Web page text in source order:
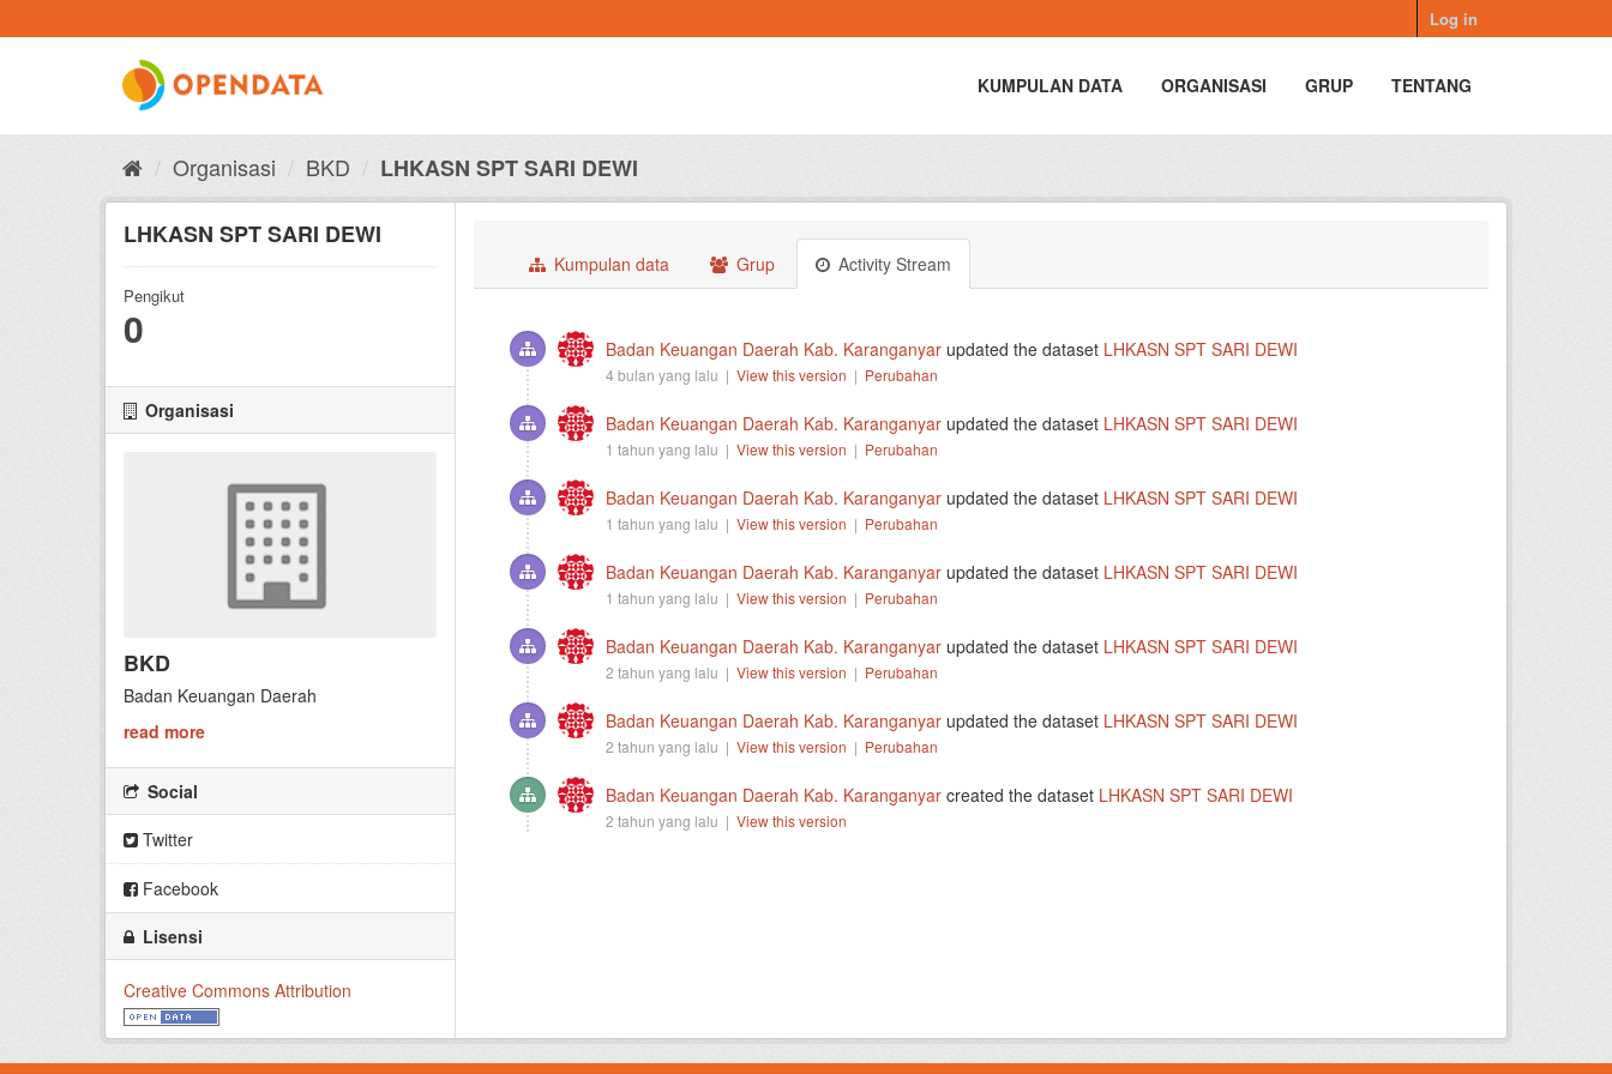
to
Log in
KUMPULAN DATA ORGANISASI GRUP TENTANG
Organisasi BKD LHKASN SPT SARI DEWI
LHKASN SPT SARI DEWI
Pengikut
0
Organisasi
BKD
Badan Keuangan Daerah
read more
Social
Twitter
Facebook
Lisensi
Creative Commons Attribution
Kumpulan data Grup Activity Stream
Badan Keuangan Daerah Kab. Karanganyar updated the dataset LHKASN SPT SARI DEWI
4 bulan yang lalu | View this version | Perubahan
Badan Keuangan Daerah Kab. Karanganyar updated the dataset LHKASN SPT SARI DEWI
1 tahun yang lalu | View this version | Perubahan
Badan Keuangan Daerah Kab. Karanganyar updated the dataset LHKASN SPT SARI DEWI
1 tahun yang lalu | View this version | Perubahan
Badan Keuangan Daerah Kab. Karanganyar updated the dataset LHKASN SPT SARI DEWI
1 tahun yang lalu | View this version | Perubahan
Badan Keuangan Daerah Kab. Karanganyar updated the dataset LHKASN SPT SARI DEWI
2 tahun yang lalu | View this version | Perubahan
Badan Keuangan Daerah Kab. Karanganyar updated the dataset LHKASN SPT SARI DEWI
2 tahun yang lalu | View this version | Perubahan
Badan Keuangan Daerah Kab. Karanganyar created the dataset LHKASN SPT SARI DEWI
2 tahun yang lalu | View this version